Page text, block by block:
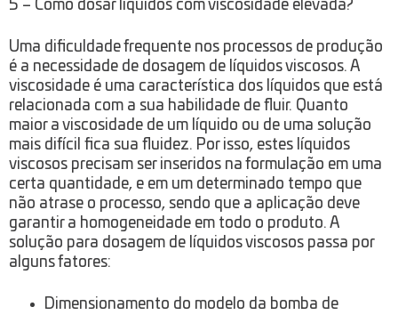
5 – Como dosar líquidos com viscosidade elevada?
Uma dificuldade frequente nos processos de produção
é a necessidade de dosagem de líquidos viscosos. A
viscosidade é uma característica dos líquidos que está
relacionada com a sua habilidade de fluir. Quanto
maior a viscosidade de um líquido ou de uma solução
mais difícil fica sua fluidez. Por isso, estes líquidos
viscosos precisam ser inseridos na formulação em uma
certa quantidade, e em um determinado tempo que
não atrase o processo, sendo que a aplicação deve
garantir a homogeneidade em todo o produto. A
solução para dosagem de líquidos viscosos passa por
alguns fatores:
Dimensionamento do modelo da bomba de